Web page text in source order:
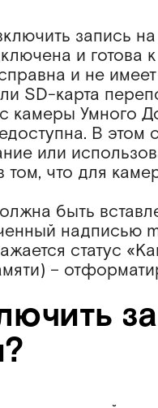
запись на
и готова
и не
SD-карта
камеры Умного
В
или
том, что для
быть
надписью
статус
–